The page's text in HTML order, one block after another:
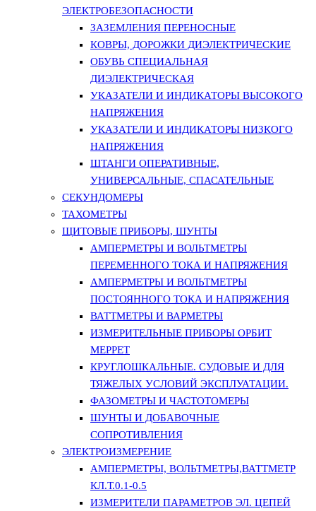
ЭЛЕКТРОБЕЗОПАСНОСТИ
ЗАЗЕМЛЕНИЯ ПЕРЕНОСНЫЕ
КОВРЫ, ДОРОЖКИ ДИЭЛЕКТРИЧЕСКИЕ
ОБУВЬ СПЕЦИАЛЬНАЯ
ДИЭЛЕКТРИЧЕСКАЯ
УКАЗАТЕЛИ И ИНДИКАТОРЫ ВЫСОКОГО
НАПРЯЖЕНИЯ
УКАЗАТЕЛИ И ИНДИКАТОРЫ НИЗКОГО
НАПРЯЖЕНИЯ
ШТАНГИ ОПЕРАТИВНЫЕ,
УНИВЕРСАЛЬНЫЕ, СПАСАТЕЛЬНЫЕ
СЕКУНДОМЕРЫ
ТАХОМЕТРЫ
ЩИТОВЫЕ ПРИБОРЫ, ШУНТЫ
АМПЕРМЕТРЫ И ВОЛЬТМЕТРЫ
ПЕРЕМЕННОГО ТОКА И НАПРЯЖЕНИЯ
АМПЕРМЕТРЫ И ВОЛЬТМЕТРЫ
ПОСТОЯННОГО ТОКА И НАПРЯЖЕНИЯ
ВАТТМЕТРЫ И ВАРМЕТРЫ
ИЗМЕРИТЕЛЬНЫЕ ПРИБОРЫ ОРБИТ
МЕРРЕТ
КРУГЛОШКАЛЬНЫЕ. СУДОВЫЕ И ДЛЯ
ТЯЖЕЛЫХ УСЛОВИЙ ЭКСПЛУАТАЦИИ.
ФАЗОМЕТРЫ И ЧАСТОТОМЕРЫ
ШУНТЫ И ДОБАВОЧНЫЕ
СОПРОТИВЛЕНИЯ
ЭЛЕКТРОИЗМЕРЕНИЕ
АМПЕРМЕТРЫ, ВОЛЬТМЕТРЫ,ВАТТМЕТР
КЛ.Т.0.1-0.5
ИЗМЕРИТЕЛИ ПАРАМЕТРОВ ЭЛ. ЦЕПЕЙ